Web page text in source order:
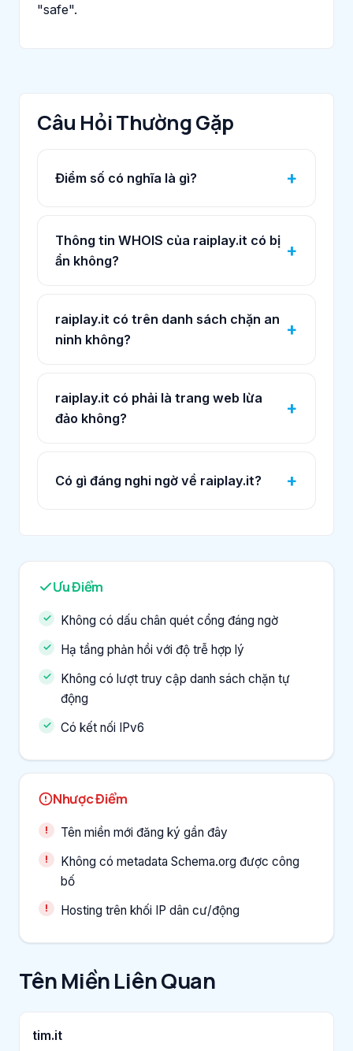
"safe".
Câu Hỏi Thường Gặp
Điểm số có nghĩa là gì?
Thông tin WHOIS của raiplay.it có bị
ẩn không?
raiplay.it có trên danh sách chặn an
ninh không?
raiplay.it có phải là trang web lừa
đảo không?
Có gì đáng nghi ngờ về raiplay.it?
Ưu Điểm
Không có dấu chân quét cổng đáng ngờ
Hạ tầng phản hồi với độ trễ hợp lý
Không có lượt truy cập danh sách chặn tự
động
Có kết nối IPv6
Nhược Điểm
Tên miền mới đăng ký gần đây
Không có metadata Schema.org được công
bố
Hosting trên khối IP dân cư/động
Tên Miền Liên Quan
tim.it